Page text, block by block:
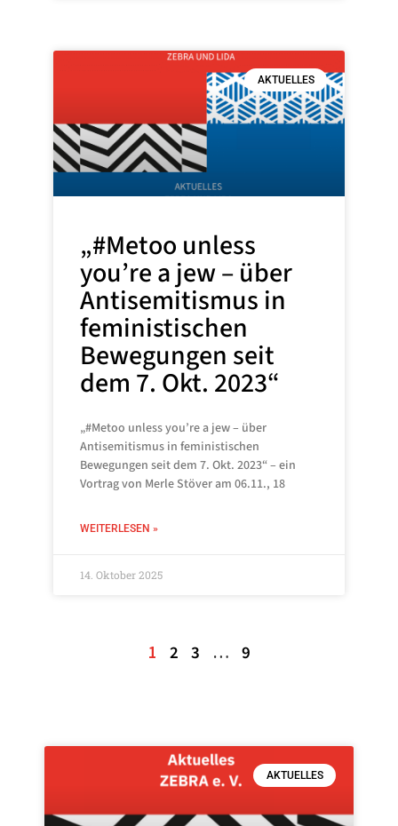
AKTUELLES
„#Metoo unless
you’re a jew – über
Antisemitismus in
feministischen
Bewegungen seit
dem 7. Okt. 2023“
„#Metoo unless you’re a jew – über
Antisemitismus in feministischen
Bewegungen seit dem 7. Okt. 2023“ – ein
Vortrag von Merle Stöver am 06.11., 18
WEITERLESEN »
14. Oktober 2025
1 2 3 … 9
AKTUELLES